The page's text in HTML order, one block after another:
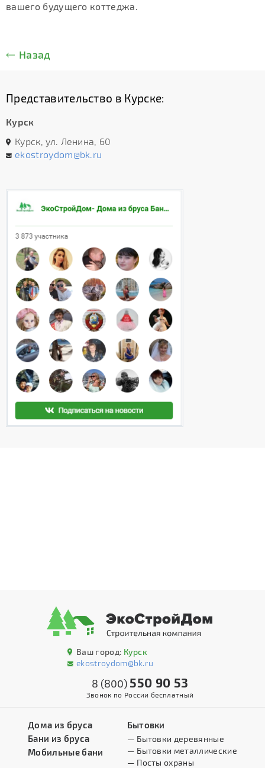
вашего будущего коттеджа.
Назад
Представительство в Курске:
Курск
Курск, ул. Ленина, 60
ekostroydom@bk.ru
Ваш город: Курск
ekostroydom@bk.ru
8 (800) 550 90 53
Звонок по России бесплатный
Дома из бруса
Бани из бруса
Мобильные бани
Бытовки
— Бытовки деревянные
— Бытовки металлические
— Посты охраны